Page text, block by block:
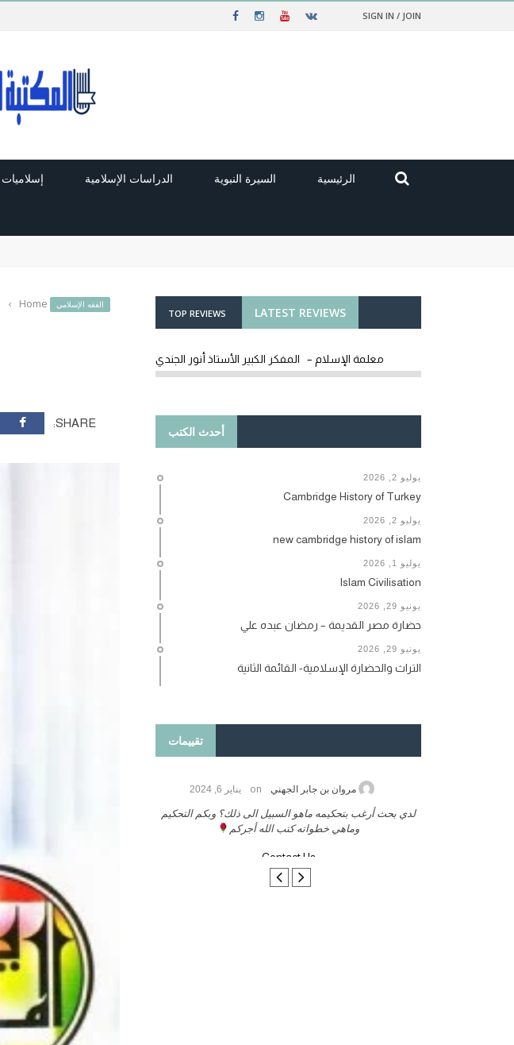
SIGN IN / JOIN
الرئيسية السيرة النبوية الدراسات الإسلامية إسلاميات
الفقه الإسلامي Home
›
SHARE:
LATEST REVIEWS
TOP REVIEWS
معلمة الإسلام – المفكر الكبير الأستاذ أنور الجندي
أحدث الكتب
يوليو 2, 2026
Cambridge History of Turkey
يوليو 2, 2026
new cambridge history of islam
يوليو 1, 2026
Islam Civilisation
يونيو 29, 2026
حضارة مصر القديمة – رمضان عبده علي
يونيو 29, 2026
التراث والحضارة الإسلامية- القائمة الثانية
تقييمات
مروان بن جابر الجهني on يناير 6, 2024
لدي بحث أرغب بتحكيمه ماهو السبيل الى ذلك؟ وبكم التحكيم
وماهي خطواته كتب الله أجركم
Contact Us